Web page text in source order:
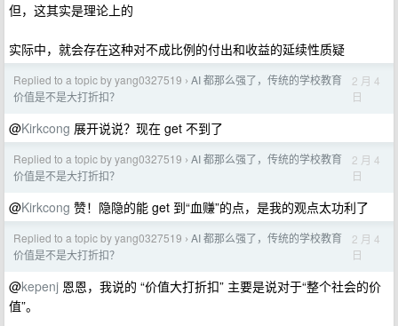
但，这其实是理论上的
实际中，就会存在这种对不成比例的付出和收益的延续性质疑
Replied to a topic by yang0327519 › AI 都那么强了，传统的学校教育
价值是不是大打折扣？
2 月 4
日
@Kirkcong 展开说说？现在 get 不到了
Replied to a topic by yang0327519 › AI 都那么强了，传统的学校教育
价值是不是大打折扣？
2 月 4
日
@Kirkcong 赞！隐隐的能 get 到“血赚”的点，是我的观点太功利了
Replied to a topic by yang0327519 › AI 都那么强了，传统的学校教育
价值是不是大打折扣？
2 月 4
日
@kepenj 恩恩，我说的 “价值大打折扣” 主要是说对于“整个社会的价
值”。